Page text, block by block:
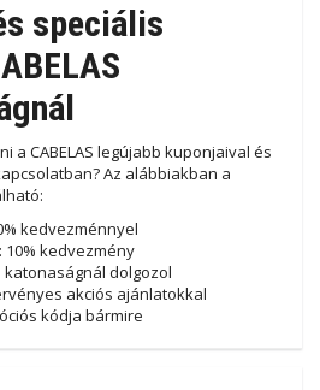
speciális
a CABELAS legújabb kuponjaival és
Az alábbiakban a
kedvezménnyel
10% kedvezmény
dolgozol
akciós ajánlatokkal
kódja bármire